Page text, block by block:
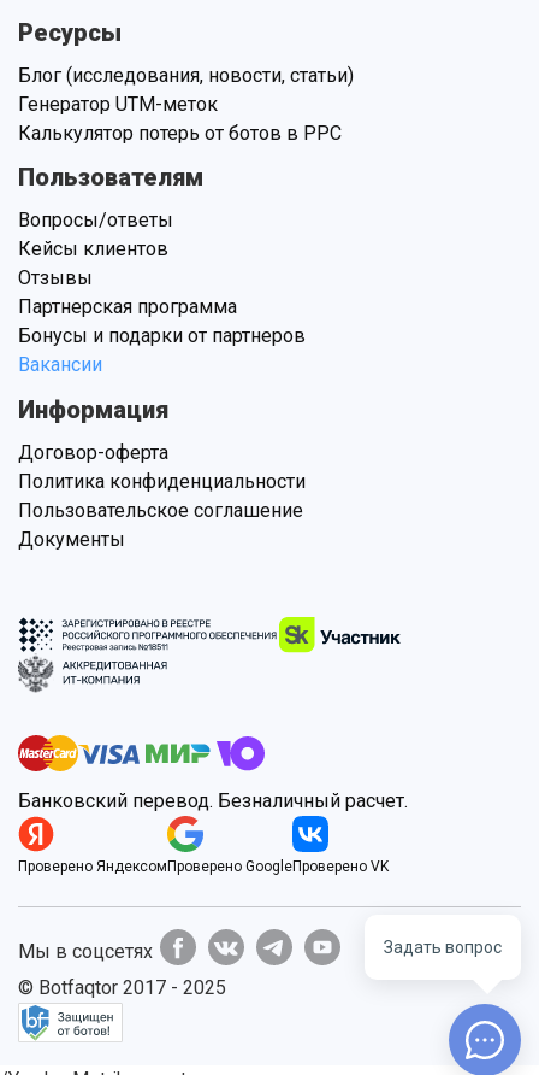
Задать вопрос
Ресурсы
Блог (исследования, новости, статьи)
Генератор UTM-меток
Калькулятор потерь от ботов в PPC
Пользователям
Вопросы/ответы
Кейсы клиентов
Отзывы
Партнерская программа
Бонусы и подарки от партнеров
Вакансии
Информация
Договор-оферта
Политика конфиденциальности
Пользовательское соглашение
Документы
Банковский перевод. Безналичный расчет.
Проверено Яндексом Проверено GoogleПроверено VK
© Botfaqtor 2017 - 2025
Мы в соцсетях